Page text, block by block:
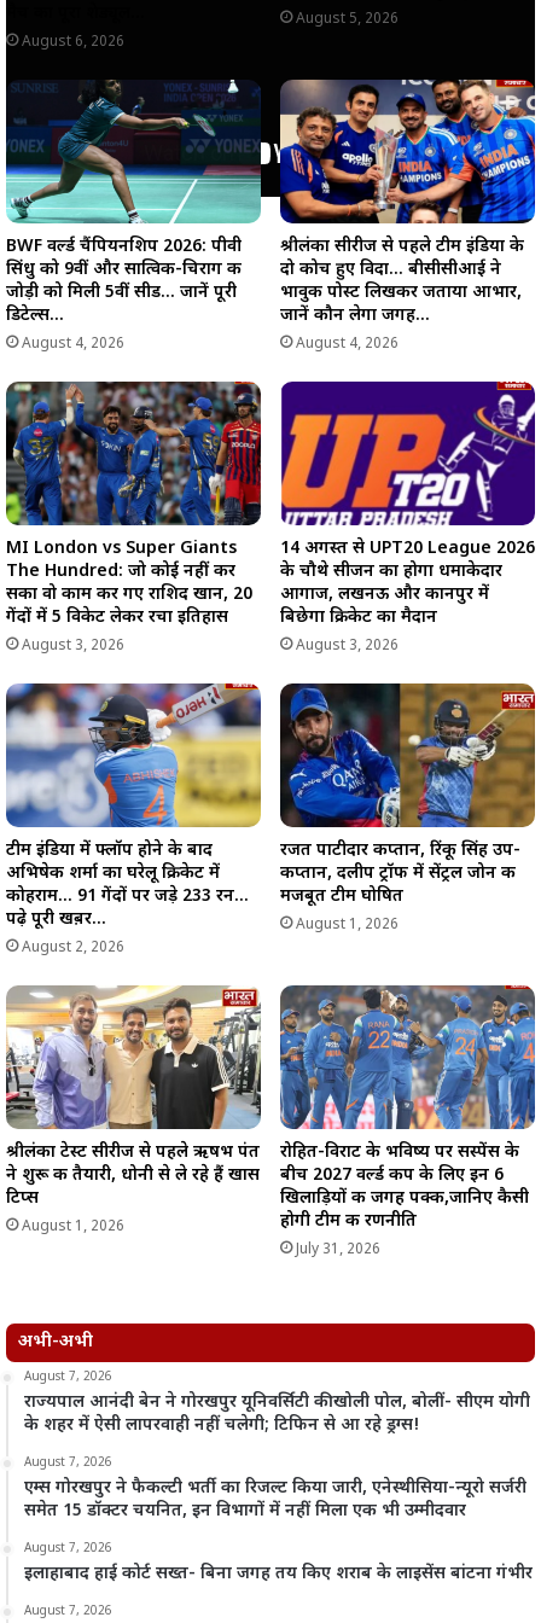
August 6, 2026
August 5, 2026
BWF वर्ल्ड चैंपियनशिप 2026: पीवी
सिंधु को 9वीं और सात्विक-चिराग की
जोड़ी को मिली 5वीं सीड… जानें पूरी
डिटेल्स…
August 4, 2026
श्रीलंका सीरीज से पहले टीम इंडिया के
दो कोच हुए विदा… बीसीसीआई ने
भावुक पोस्ट लिखकर जताया आभार,
जानें कौन लेगा जगह…
August 4, 2026
MI London vs Super Giants
The Hundred: जो कोई नहीं कर
सका वो काम कर गए राशिद खान, 20
गेंदों में 5 विकेट लेकर रचा इतिहास
August 3, 2026
14 अगस्त से UPT20 League 2026
के चौथे सीजन का होगा धमाकेदार
आगाज, लखनऊ और कानपुर में
बिछेगा क्रिकेट का मैदान
August 3, 2026
टीम इंडिया में फ्लॉप होने के बाद
अभिषेक शर्मा का घरेलू क्रिकेट में
कोहराम… 91 गेंदों पर जड़े 233 रन…
पढ़े पूरी खब़र…
August 2, 2026
रजत पाटीदार कप्तान, रिंकू सिंह उप-
कप्तान, दलीप ट्रॉफी में सेंट्रल जोन की
मजबूत टीम घोषित
August 1, 2026
श्रीलंका टेस्ट सीरीज से पहले ऋषभ पंत
ने शुरू की तैयारी, धोनी से ले रहे हैं खास
टिप्स
August 1, 2026
रोहित-विराट के भविष्य पर सस्पेंस के
बीच 2027 वर्ल्ड कप के लिए इन 6
खिलाड़ियों की जगह पक्की,जानिए कैसी
होगी टीम की रणनीति
July 31, 2026
अभी-अभी
August 7, 2026
राज्यपाल आनंदी बेन ने गोरखपुर यूनिवर्सिटी की खोली पोल, बोलीं- सीएम योगी
के शहर में ऐसी लापरवाही नहीं चलेगी; टिफिन से आ रहे ड्रग्स!
August 7, 2026
एम्स गोरखपुर ने फैकल्टी भर्ती का रिजल्ट किया जारी, एनेस्थीसिया-न्यूरो सर्जरी
समेत 15 डॉक्टर चयनित, इन विभागों में नहीं मिला एक भी उम्मीदवार
August 7, 2026
इलाहाबाद हाई कोर्ट सख्त- बिना जगह तय किए शराब के लाइसेंस बांटना गंभीर
August 7, 2026